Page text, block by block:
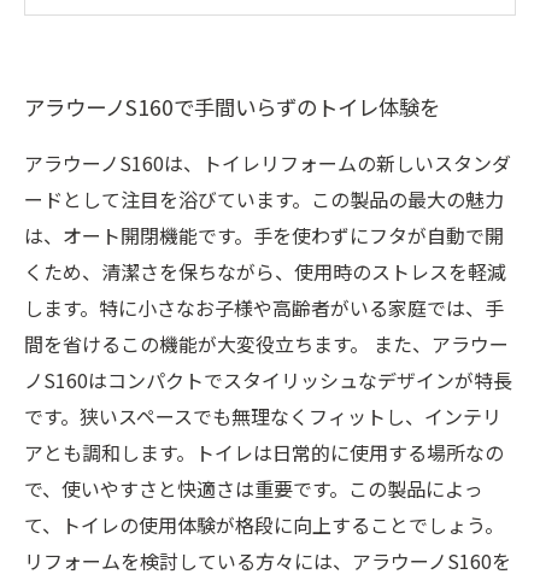
アラウーノS160を使ったリフォーム事例と体験
自動開閉機能が日常生活をどう変えるのか
快適なトイレ生活を実現するアラウーノS160の
総まとめ
アラウーノS160で手間いらずのトイレ体験を
アラウーノS160は、トイレリフォームの新しいスタンダ
ードとして注目を浴びています。この製品の最大の魅力
は、オート開閉機能です。手を使わずにフタが自動で開
くため、清潔さを保ちながら、使用時のストレスを軽減
します。特に小さなお子様や高齢者がいる家庭では、手
間を省けるこの機能が大変役立ちます。 また、アラウー
ノS160はコンパクトでスタイリッシュなデザインが特長
です。狭いスペースでも無理なくフィットし、インテリ
アとも調和します。トイレは日常的に使用する場所なの
で、使いやすさと快適さは重要です。この製品によっ
て、トイレの使用体験が格段に向上することでしょう。
リフォームを検討している方々には、アラウーノS160を